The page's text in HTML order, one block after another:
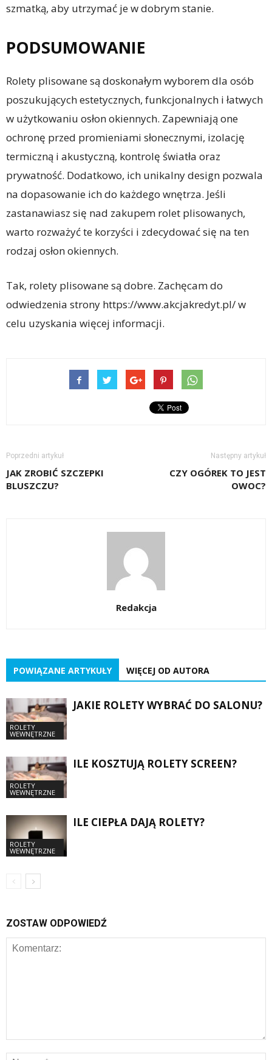
szmatką, aby utrzymać je w dobrym stanie.
PODSUMOWANIE
Rolety plisowane są doskonałym wyborem dla osób
poszukujących estetycznych, funkcjonalnych i łatwych
w użytkowaniu osłon okiennych. Zapewniają one
ochronę przed promieniami słonecznymi, izolację
termiczną i akustyczną, kontrolę światła oraz
prywatność. Dodatkowo, ich unikalny design pozwala
na dopasowanie ich do każdego wnętrza. Jeśli
zastanawiasz się nad zakupem rolet plisowanych,
warto rozważyć te korzyści i zdecydować się na ten
rodzaj osłon okiennych.
Tak, rolety plisowane są dobre. Zachęcam do
odwiedzenia strony https://www.akcjakredyt.pl/ w
celu uzyskania więcej informacji.
Poprzedni artykuł
JAK ZROBIĆ SZCZEPKI
BLUSZCZU?
Następny artykuł
CZY OGÓREK TO JEST
OWOC?
Redakcja
POWIĄZANE ARTYKUŁY WIĘCEJ OD AUTORA
ROLETY
WEWNĘTRZNE
JAKIE ROLETY WYBRAĆ DO SALONU?
ROLETY
WEWNĘTRZNE
ILE KOSZTUJĄ ROLETY SCREEN?
ROLETY
WEWNĘTRZNE
ILE CIEPŁA DAJĄ ROLETY?
ZOSTAW ODPOWIEDŹ